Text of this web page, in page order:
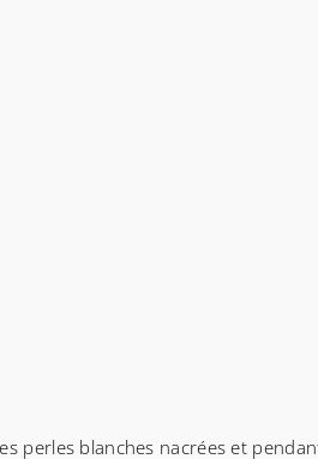
perles blanches nacrées et